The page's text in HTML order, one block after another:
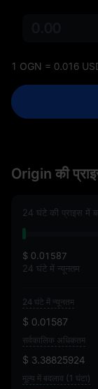
1 OGN = 0.016
Origin की
24 घंटे की प्राइस में
$ 0.01587
24 घंटे में न्यूनतम
24 घंटे में न्यूनतम
$ 0.01587
सर्वकालिक अधिकतम
$ 3.38825924
मूल्य में बदलाव (1 घंटा)